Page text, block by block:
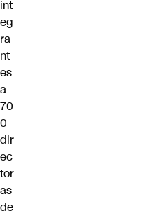
int
eg
ra
nt
es
a
70
0
dir
ec
tor
as
de